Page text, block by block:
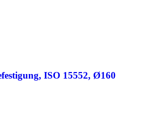
ISO 15552, Ø160